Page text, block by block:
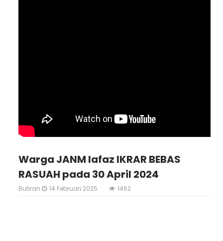
Warga JANM lafaz IKRAR BEBAS
RASUAH pada 30 April 2024
Butiran 14 Februari 2025 1462